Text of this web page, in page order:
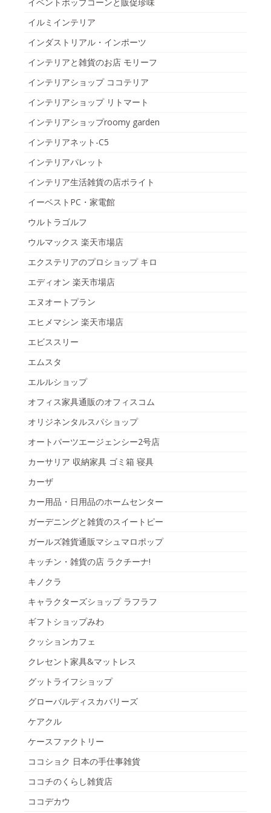
イベントポップコーンと販促珍味
イルミインテリア
インダストリアル・インポーツ
インテリアと雑貨のお店 モリーフ
インテリアショップ ココテリア
インテリアショップ リトマート
インテリアショップroomy garden
インテリアネット-C5
インテリアパレット
インテリア生活雑貨の店ポライト
イーベストPC・家電館
ウルトラゴルフ
ウルマックス 楽天市場店
エクステリアのプロショップ キロ
エディオン 楽天市場店
エヌオートプラン
エヒメマシン 楽天市場店
エビススリー
エムスタ
エルルショップ
オフィス家具通販のオフィスコム
オリジネンタルスパショップ
オートパーツエージェンシー2号店
カーサリア 収納家具 ゴミ箱 寝具
カーザ
カー用品・日用品のホームセンター
ガーデニングと雑貨のスイートピー
ガールズ雑貨通販マシュマロポップ
キッチン・雑貨の店 ラクチーナ!
キノクラ
キャラクターズショップ ラフラフ
ギフトショップみわ
クッションカフェ
クレセント家具&マットレス
グットライフショップ
グローバルディスカバリーズ
ケアクル
ケースファクトリー
ココショク 日本の手仕事雑貨
ココチのくらし雑貨店
ココデカウ